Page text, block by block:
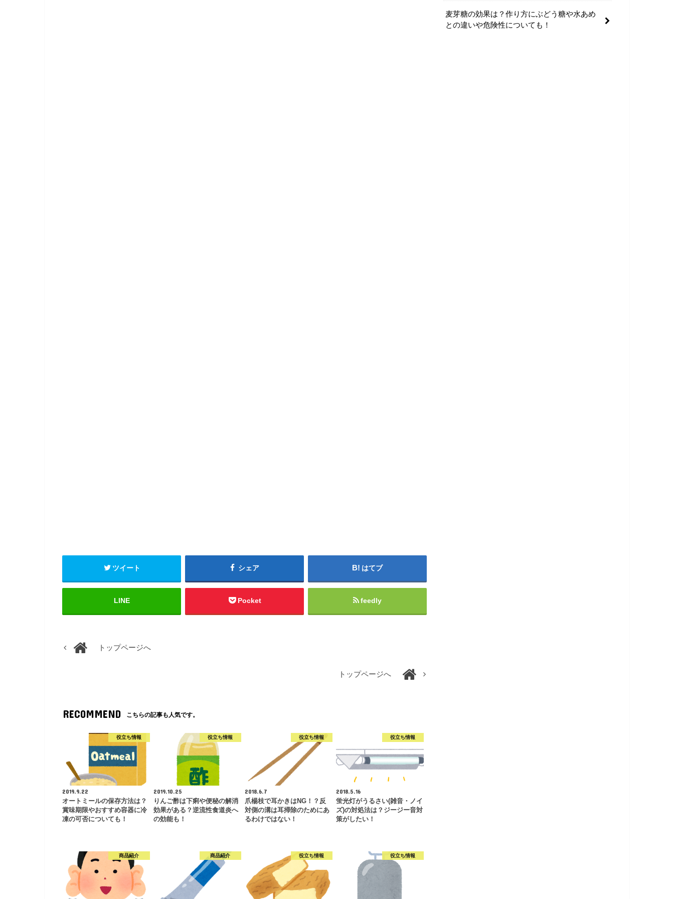
ツイート シェア はてブ
LINE Pocket feedly
トップページへ
トップページへ
RECOMMEND こちらの記事も人気です。
役立ち情報
2019.9.22
オートミールの保存方法は？
賞味期限やおすすめ容器に冷
凍の可否についても！
役立ち情報
2019.10.25
りんご酢は下痢や便秘の解消
効果がある？逆流性食道炎へ
の効能も！
役立ち情報
2018.6.7
爪楊枝で耳かきはNG！？反
対側の溝は耳掃除のためにあ
るわけではない！
役立ち情報
2018.5.16
蛍光灯がうるさい(雑音・ノイ
ズ)の対処法は？ジージー音対
策がしたい！
商品紹介 商品紹介 役立ち情報 役立ち情報
麦芽糖の効果は？作り方にぶどう糖や水あめ
との違いや危険性についても！